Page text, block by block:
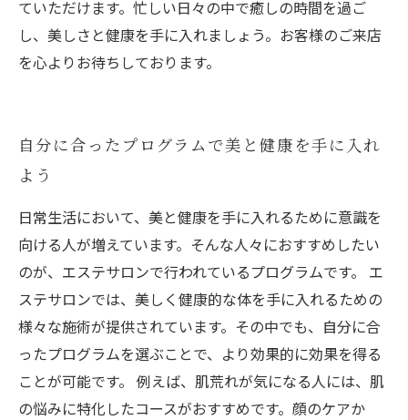
ていただけます。忙しい日々の中で癒しの時間を過ご
し、美しさと健康を手に入れましょう。お客様のご来店
を心よりお待ちしております。
自分に合ったプログラムで美と健康を手に入れ
よう
日常生活において、美と健康を手に入れるために意識を
向ける人が増えています。そんな人々におすすめしたい
のが、エステサロンで行われているプログラムです。 エ
ステサロンでは、美しく健康的な体を手に入れるための
様々な施術が提供されています。その中でも、自分に合
ったプログラムを選ぶことで、より効果的に効果を得る
ことが可能です。 例えば、肌荒れが気になる人には、肌
の悩みに特化したコースがおすすめです。顔のケアか